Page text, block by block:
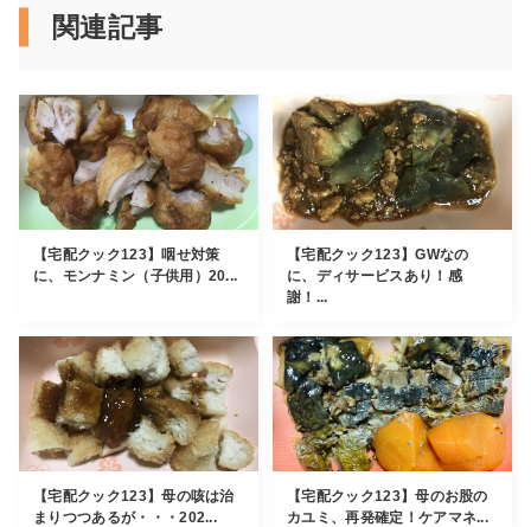
関連記事
【宅配クック123】咽せ対策
に、モンナミン（子供用）20...
【宅配クック123】GWなの
に、ディサービスあり！感
謝！...
【宅配クック123】母の咳は治
まりつつあるが・・・202...
【宅配クック123】母のお股の
カユミ、再発確定！ケアマネ...